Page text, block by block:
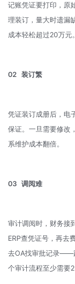
记账凭证要打印，原
理装订，量大时遗漏
成本轻松超过20万元。
02 装订繁
凭证装订成册后，电
保证。一旦需要修改
系维护成本翻倍。
03 调阅难
审计调阅时，财务接
ERP查凭证号，再去
去OA找审批记录——
个审计流程至少需要